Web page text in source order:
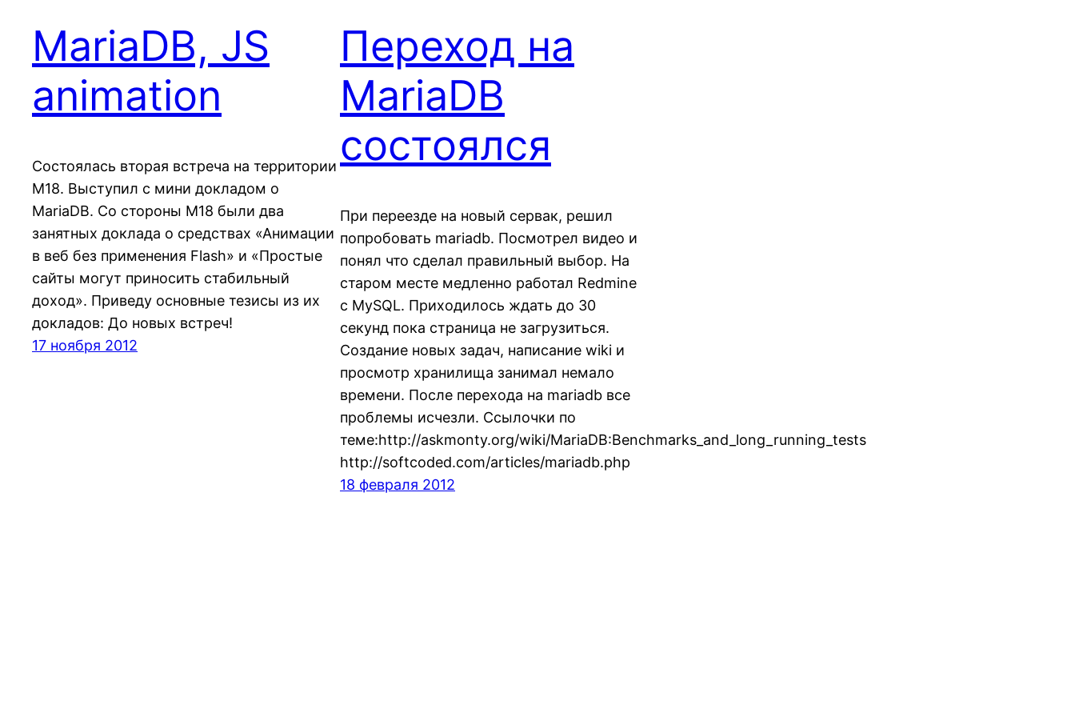
MariaDB, JS
animation
Состоялась вторая встреча на территории
М18. Выступил с мини докладом о
MariaDB. Со стороны М18 были два
занятных доклада о средствах «Анимации
в веб без применения Flash» и «Простые
сайты могут приносить стабильный
доход». Приведу основные тезисы из их
докладов: До новых встреч!
17 ноября 2012
Переход на
MariaDB
состоялся
При переезде на новый сервак, решил
попробовать mariadb. Посмотрел видео и
понял что сделал правильный выбор. На
старом месте медленно работал Redmine
с MySQL. Приходилось ждать до 30
секунд пока страница не загрузиться.
Создание новых задач, написание wiki и
просмотр хранилища занимал немало
времени. После перехода на mariadb все
проблемы исчезли. Ссылочки по
теме:http://askmonty.org/wiki/MariaDB:Benchmarks_and_long_running_tests
http://softcoded.com/articles/mariadb.php
18 февраля 2012